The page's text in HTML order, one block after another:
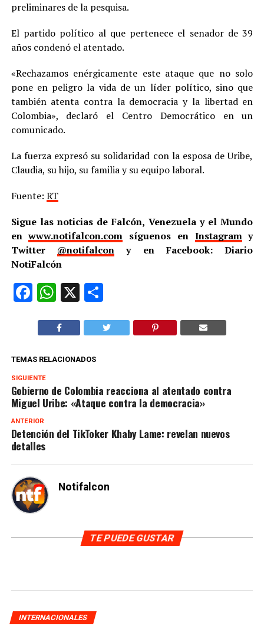
preliminares de la pesquisa.
El partido político al que pertenece el senador de 39
años condenó el atentado.
«Rechazamos enérgicamente este ataque que no solo
pone en peligro la vida de un líder político, sino que
también atenta contra la democracia y la libertad en
Colombia», declaró el Centro Democrático en un
comunicado.
La fuerza expresó su solidaridad con la esposa de Uribe,
Claudia, su hijo, su familia y su equipo laboral.
Fuente: RT
Sigue las noticias de Falcón, Venezuela y el Mundo
enwww.notifalcon.com síguenos en Instagramy
Twitter @notifalcon y en Facebook: Diario
NotiFalcón
Facebook
WhatsApp
X Compartir
TEMAS RELACIONADOS
SIGUIENTE
Gobierno de Colombia reacciona al atentado contra
Miguel Uribe: «Ataque contra la democracia»
ANTERIOR
Detención del TikToker Khaby Lame: revelan nuevos
detalles
Notifalcon
TE PUEDE GUSTAR
INTERNACIONALES